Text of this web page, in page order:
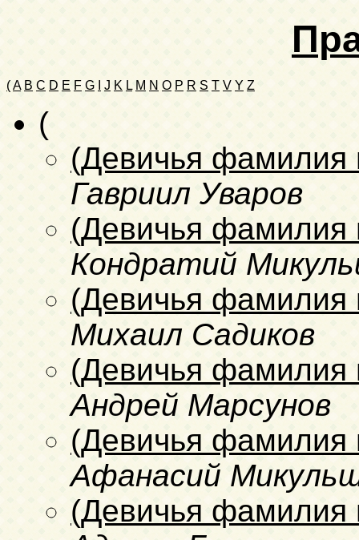
(A B C D E F G J K L M N O P R S T V Y Z
(
(Девичья фамилия
Гавриил Уваров
(Девичья фамилия
Кондратий
(Девичья фамилия
Михаил Садиков
(Девичья фамилия
Андрей Марсунов
(Девичья фамилия
Афанасий
(Девичья фамилия